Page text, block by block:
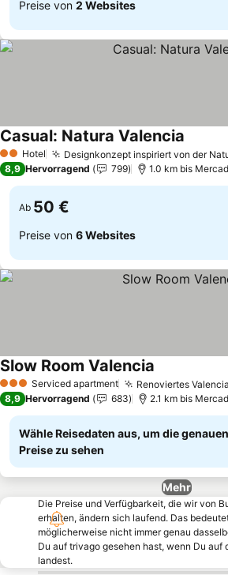
Preise von 2 Websites
2 Sterne
Hotel Designkonzept inspiriert von der
Casual: Natura Valencia
8,9 Hervorragend 799 1.0 km bis
Ab 50 €
Preise von 6 Websites
3 SterneServiced apartment Renoviertes
Slow Room Valencia
8,9 Hervorragend 683 2.1 km bis
Wähle Reisedaten aus, um die genauen
Preise zu sehen
Mehr
Die Preise und Verfügbarkeit, die wir von
erhalten, ändern sich laufend. Das
möglicherweise nicht immer genau
Du auf trivago gesehen hast, wenn Du auf
landest.